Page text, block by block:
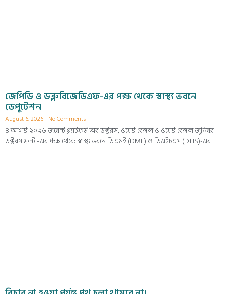
জেপিডি ও ডব্লুবিজেডিএফ-এর পক্ষ থেকে স্বাস্থ্য ভবনে
ডেপুটেশন
August 6, 2026 No Comments
৪ আগস্ট ২০২৬ জয়েন্ট প্ল্যাটফর্ম অব ডক্টরস, ওয়েস্ট বেঙ্গল ও ওয়েস্ট বেঙ্গল জুনিয়র
ডক্টরস ফ্রন্ট -এর পক্ষ থেকে স্বাস্থ্য ভবনে ডিএমই (DME) ও ডিএইচএস (DHS)-এর